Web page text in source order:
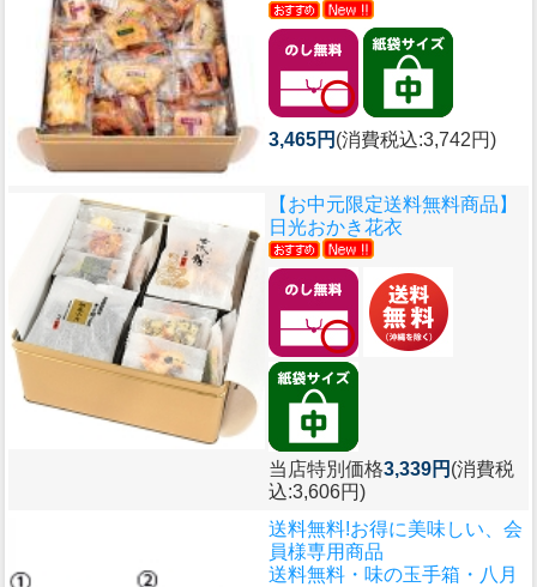
3,465円 (消費税込:3,742円)
【お中元限定送料無料商品】
日光おかき花衣
当店特別価格3,339円 (消費税
込:3,606円)
送料無料!お得に美味しい、会
員様専用商品
送料無料・味の玉手箱・八月